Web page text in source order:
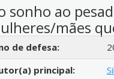
sonho ao
mães
bibliográficos
de defesa:
principal: